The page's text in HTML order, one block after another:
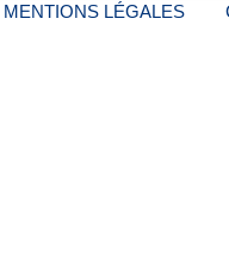
MENTIONS LÉGALES